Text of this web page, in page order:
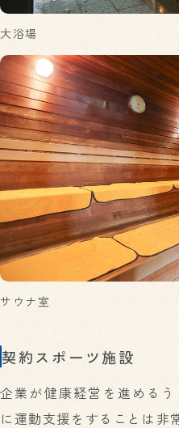
大浴場
サウナ室
契約スポーツ施設
企業が健康経営を進めるう
に運動支援をすることは非